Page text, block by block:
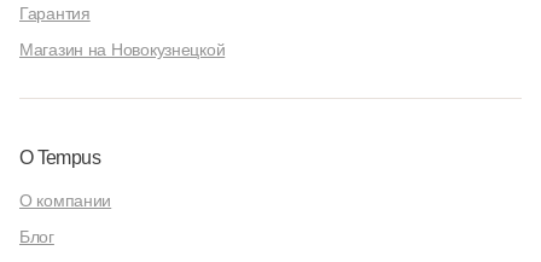
Гарантия
Магазин на Новокузнецкой
О Tempus
О компании
Блог